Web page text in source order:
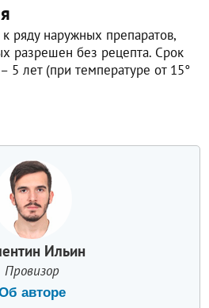
ряду наружных препаратов,
разрешен без рецепта. Срок
5 лет (при температуре от 15°
Ильин
Провизор
авторе